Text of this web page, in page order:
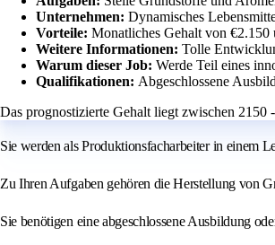
Unternehmen: Dynamisches
Vorteile: Monatliches Gehalt von
Weitere Informationen: Tolle
Warum dieser Job: Werde Teil eines
Qualifikationen: Abgeschlossene
Das prognostizierte Gehalt liegt zwischen 2150
Sie werden als Produktionsfacharbeiter in einem
Zu Ihren Aufgaben gehören die Herstellung von
Sie benötigen eine abgeschlossene Ausbildung